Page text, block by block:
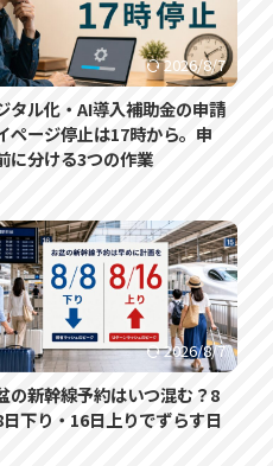
2026/8/7
タル化・AI導入補助金の申請
ページ停止は17時から。申
に分ける3つの作業
2026/8/7
の新幹線予約はいつ混む？8
下り・16日上りでずらす日